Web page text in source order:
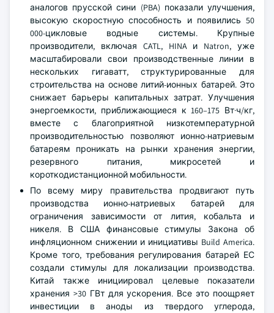
аналогов прусской сини (PBA) показали улучшения,
высокую скоростную способность и появились 50
000-цикловые водные системы. Крупные
производители, включая CATL, HINA и Natron, уже
масштабировали свои производственные линии в
нескольких гигаватт, структурированные для
строительства на основе литий-ионных батарей. Это
снижает барьеры капитальных затрат. Улучшения
энергоемкости, приближающиеся к 160–175 Вт·ч/кг,
вместе с благоприятной низкотемпературной
производительностью позволяют ионно-натриевым
батареям проникать на рынки хранения энергии,
резервного питания, микросетей и
короткодистанционной мобильности.
По всему миру правительства продвигают путь
производства ионно-натриевых батарей для
ограничения зависимости от лития, кобальта и
никеля. В США финансовые стимулы Закона об
инфляционном снижении и инициативы Build America.
Кроме того, требования регулирования батарей ЕС
создали стимулы для локализации производства.
Китай также инициировал целевые показатели
хранения >30 ГВт для ускорения. Все это поощряет
инвестиции в аноды из твердого углерода,